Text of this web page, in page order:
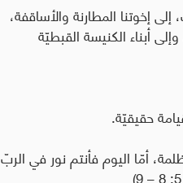
إخوتنا المطارنة والأساقفة،
أبناء الكنيسة القبطيّة
حقيقيّة.
أمّا اليوم فأنتم نور في الربّ